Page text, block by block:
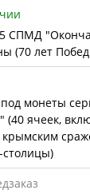
СПМД
(70 лет
монеты
ячеек,